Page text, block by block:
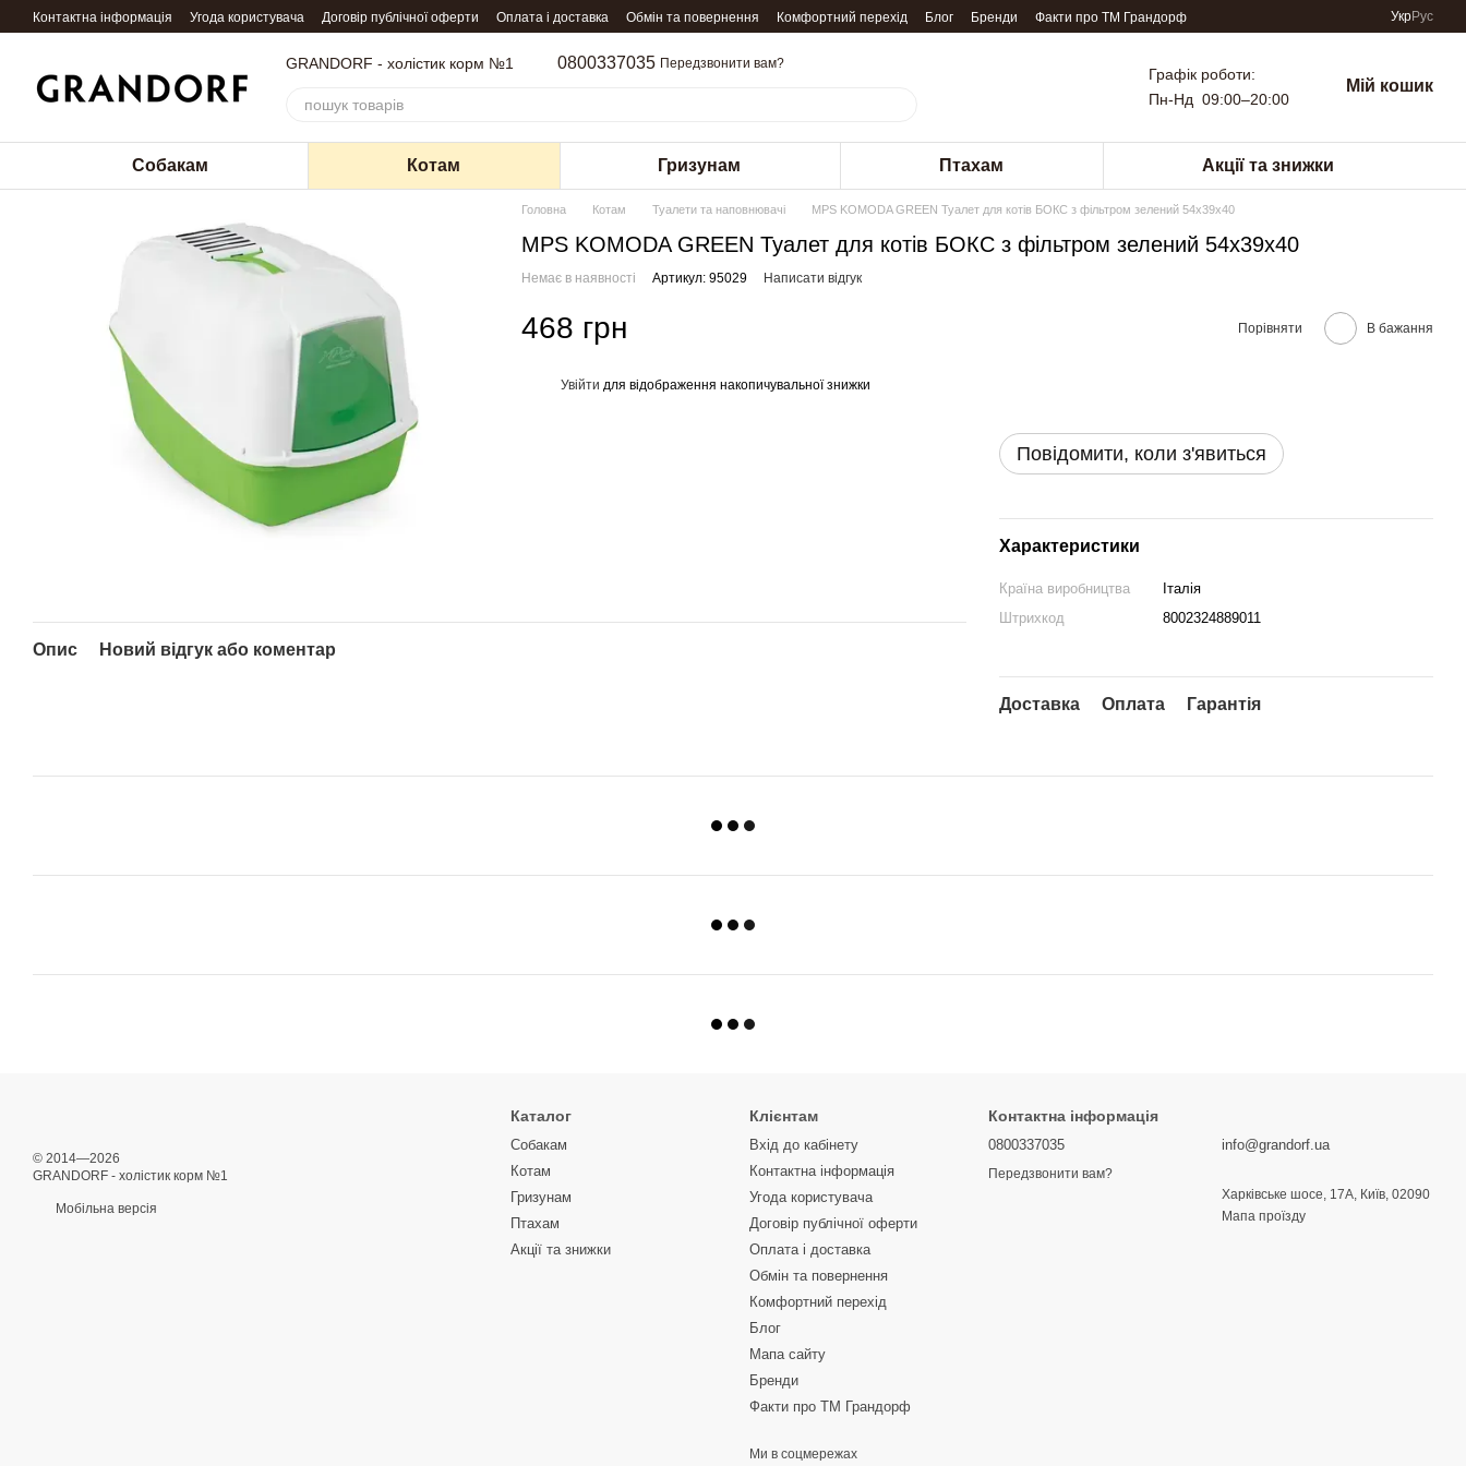
Перейти до основного контенту
Контактна інформація Угода користувача Договір публічної оферти Оплата і доставка Обмін та повернення Комфортний перехід Блог Бренди Факти про TM Грандорф УкрРус
GRANDORF - холістик корм №1 0800337035 Передзвонити вам?
Графік роботи:
Пн-Нд 09:00–20:00
Мій кошик
Собакам Котам Гризунам Птахам Акції та знижки
Головна Котам Туалети та наповнювачі MPS KOMODA GREEN Туалет для котів БОКС з фільтром зелений 54х39х40
MPS KOMODA GREEN Туалет для котів БОКС з фільтром зелений 54х39х40
Немає в наявності Артикул: 95029 Написати відгук
468 грн Порівняти В бажання
Увійти для відображення накопичувальної знижки
Повідомити, коли з'явиться
Характеристики
Країна виробництва
Італія
Штрихкод
8002324889011
Доставка Оплата Гарантія
Опис Новий відгук або коментар
© 2014—2026
GRANDORF - холістик корм №1
Мобільна версія
Каталог
Собакам
Котам
Гризунам
Птахам
Акції та знижки
Клієнтам
Вхід до кабінету
Контактна інформація
Угода користувача
Договір публічної оферти
Оплата і доставка
Обмін та повернення
Комфортний перехід
Блог
Мапа сайту
Бренди
Факти про TM Грандорф
Ми в соцмережах
Контактна інформація
0800337035
Передзвонити вам?
info@grandorf.ua
Харківське шосе, 17А, Київ, 02090
Мапа проїзду